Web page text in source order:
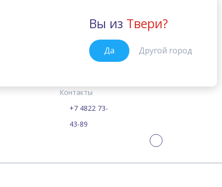
Вы из Твери?
Да Другой город
Цены
Контакты
+7 4822 73-
43-89
William Journal